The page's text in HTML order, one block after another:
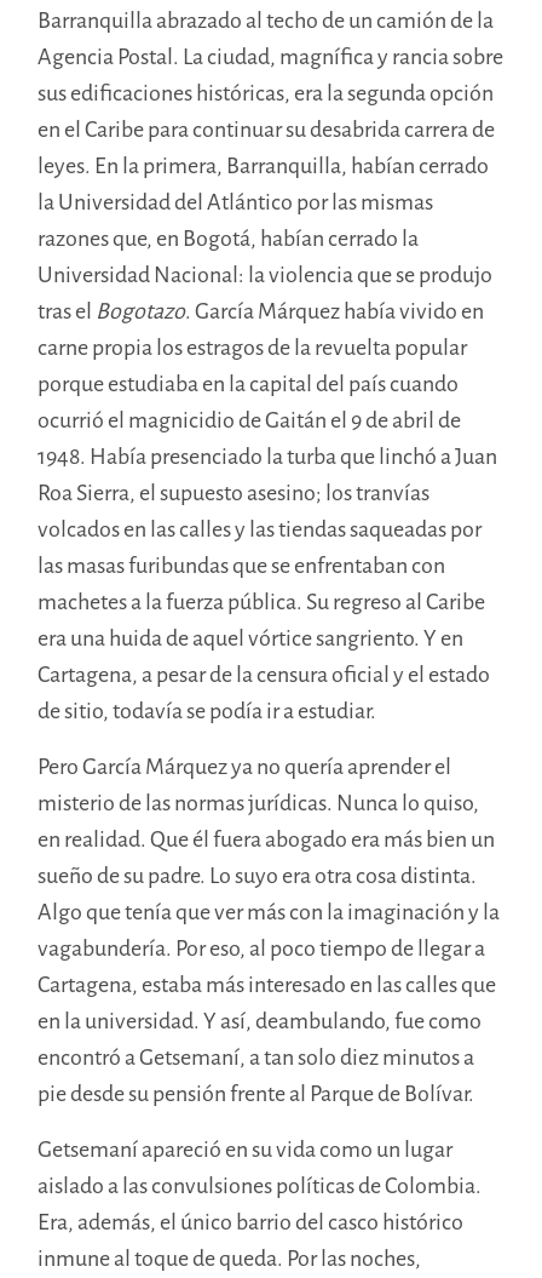
Barranquilla abrazado al techo de un camión de la
Agencia Postal. La ciudad, magnífica y rancia sobre
sus edificaciones históricas, era la segunda opción
en el Caribe para continuar su desabrida carrera de
leyes. En la primera, Barranquilla, habían cerrado
la Universidad del Atlántico por las mismas
razones que, en Bogotá, habían cerrado la
Universidad Nacional: la violencia que se produjo
tras el Bogotazo. García Márquez había vivido en
carne propia los estragos de la revuelta popular
porque estudiaba en la capital del país cuando
ocurrió el magnicidio de Gaitán el 9 de abril de
1948. Había presenciado la turba que linchó a Juan
Roa Sierra, el supuesto asesino; los tranvías
volcados en las calles y las tiendas saqueadas por
las masas furibundas que se enfrentaban con
machetes a la fuerza pública. Su regreso al Caribe
era una huida de aquel vórtice sangriento. Y en
Cartagena, a pesar de la censura oficial y el estado
de sitio, todavía se podía ir a estudiar.
Pero García Márquez ya no quería aprender el
misterio de las normas jurídicas. Nunca lo quiso,
en realidad. Que él fuera abogado era más bien un
sueño de su padre. Lo suyo era otra cosa distinta.
Algo que tenía que ver más con la imaginación y la
vagabundería. Por eso, al poco tiempo de llegar a
Cartagena, estaba más interesado en las calles que
en la universidad. Y así, deambulando, fue como
encontró a Getsemaní, a tan solo diez minutos a
pie desde su pensión frente al Parque de Bolívar.
Getsemaní apareció en su vida como un lugar
aislado a las convulsiones políticas de Colombia.
Era, además, el único barrio del casco histórico
inmune al toque de queda. Por las noches,